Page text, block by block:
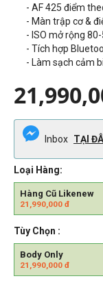
- AF 425 điểm
- Màn trập cơ &
- ISO mở rộng
- Tích hợp
- Làm sạch cảm
Inbox TẠI
Loại Hàng:
Hàng Cũ Likenew
21,990,000 đ
Tùy Chọn :
Body Only
21,990,000 đ